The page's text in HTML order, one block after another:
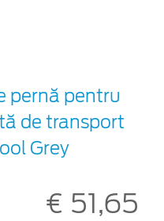
pernă pentru
de transport
Grey
€ 51,65